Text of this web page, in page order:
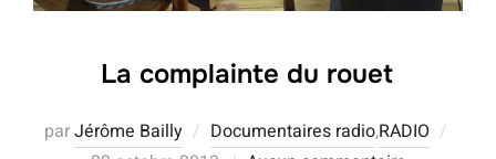
La complainte du rouet
parJérôme Bailly Documentaires radio,RADIO